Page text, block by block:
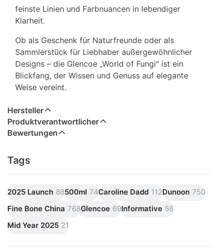
feinste Linien und Farbnuancen in lebendiger
Klarheit.
Ob als Geschenk für Naturfreunde oder als
Sammlerstück für Liebhaber außergewöhnlicher
Designs – die Glencoe „World of Fungi“ ist ein
Blickfang, der Wissen und Genuss auf elegante
Weise vereint.
Hersteller
Produktverantwortlicher
Bewertungen
Tags
2025 Launch 88500ml 74Caroline Dadd 112Dunoon 750
Fine Bone China 768Glencoe 69Informative 56
Mid Year 2025 21